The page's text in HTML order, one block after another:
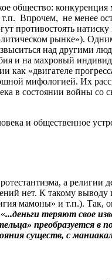
общество:
Впрочем, не менее
противостоять
рынке»).
над другими
и на махровый
как «двигателе
мифологией. Их
в состоянии войны со
и общественное
а религии
нет. К такому выводу
мамоны» и т.п.).
...деньги теряют свое
преобразуется в
существ, с